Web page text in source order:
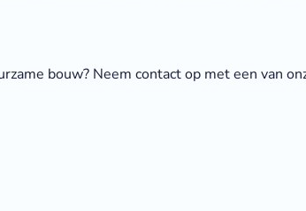
bouw? Neem contact op met een van